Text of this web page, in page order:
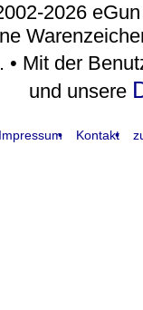
2026
• Mit der
und unsere
Impressum Kontakt